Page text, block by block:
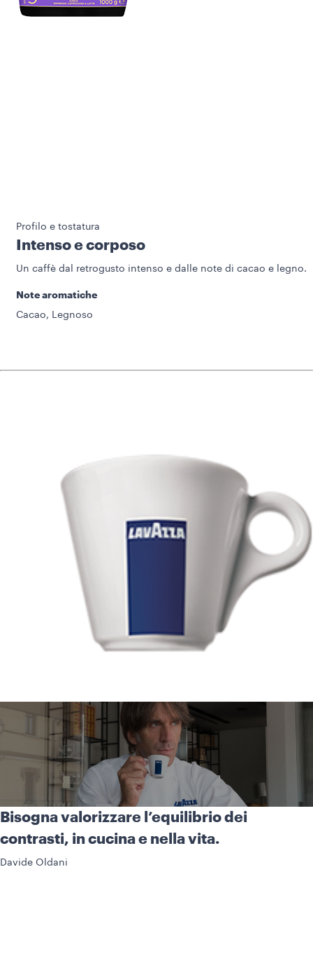
Profilo e tostatura
Intenso e corposo
Un caffè dal retrogusto intenso e dalle note di cacao e legno.
Note aromatiche
Cacao, Legnoso
Bisogna valorizzare l’equilibrio dei
contrasti, in cucina e nella vita.
Davide Oldani